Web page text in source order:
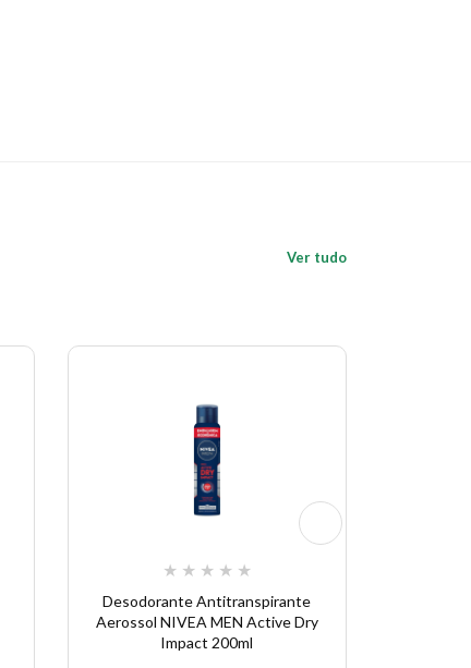
Ver tudo
★ ★ ★ ★ ★
Desodorante Antitranspirante
Aerossol NIVEA MEN Active Dry
Impact 200ml